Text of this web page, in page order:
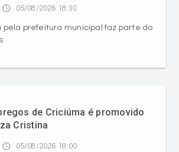
access_time 05/08/2026 18:30
pela prefeitura municipal faz parte do
de Criciúma é promovido
Cristina
access_time 05/08/2026 18:00